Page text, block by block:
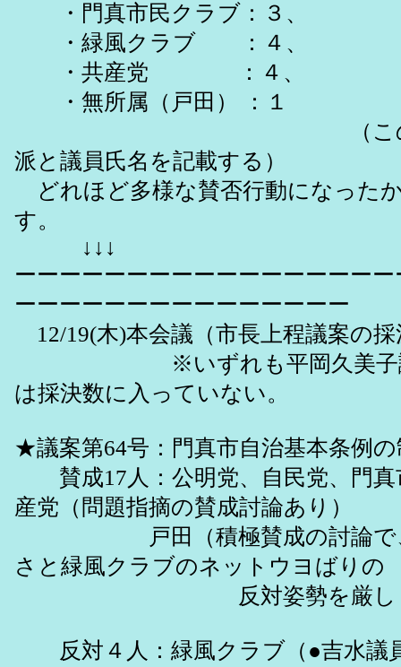
・門真市民クラブ：３、
・緑風クラブ ：４、
・共産党 ：４、
・無所属（戸田） ：１
（この文の最
派と議員氏名を記載する）
どれほど多様な賛否行動になった
す。
↓↓↓
ーーーーーーーーーーーーーーーー
ーーーーーーーーーーーーーーー
12/19(木)本会議（市長上程議案の採
※いずれも平岡久美子議
は採決数に入っていない。
★議案第64号：門真市自治基本条例
賛成17人：公明党、自民党、門真
産党（問題指摘の賛成討論あり）
戸田（積極賛成の討論で、
さと緑風クラブのネットウヨばりの
反対姿勢を厳しく
反対４人：緑風クラブ（●吉水議